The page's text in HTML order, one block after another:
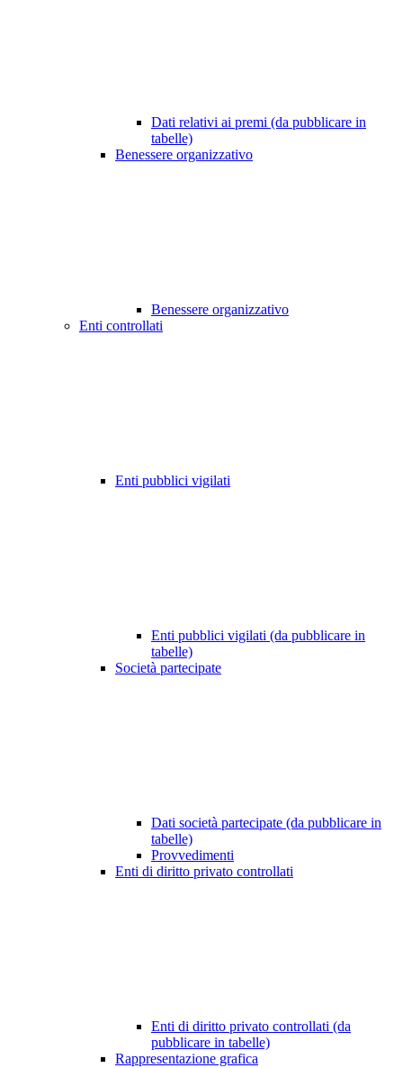
Dati relativi ai premi (da pubblicare in
tabelle)
Benessere organizzativo
Benessere organizzativo
Enti controllati
Enti pubblici vigilati
Enti pubblici vigilati (da pubblicare in
tabelle)
Società partecipate
Dati società partecipate (da pubblicare in
tabelle)
Provvedimenti
Enti di diritto privato controllati
Enti di diritto privato controllati (da
pubblicare in tabelle)
Rappresentazione grafica